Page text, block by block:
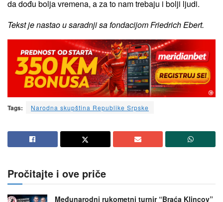
da dođu bolja vremena, a za to nam trebaju i bolji ljudi.
Tekst je nastao u saradnji sa fondacijom Friedrich Ebert.
Tags: Narodna skupština Republike Srpske
Pročitajte i ove priče
Međunarodni rukometni turnir “Braća Klincov”